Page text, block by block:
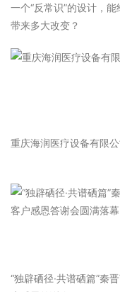
一个“反常识”的设计，能
带来多大改变？
重庆海润医疗设备有限公
“独辟硒径·共谱硒篇”秦